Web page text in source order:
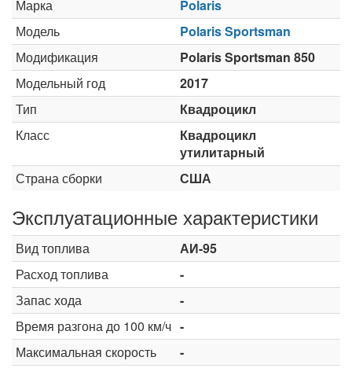
Марка
Polaris
Модель
Polaris Sportsman
Модификация
Polaris Sportsman 850
Модельный год
2017
Тип
Квадроцикл
Класс
Квадроцикл
утилитарный
Страна сборки
США
Эксплуатационные характеристики
Вид топлива
АИ-95
Расход топлива
-
Запас хода
-
Время разгона до 100 км/ч -
Максимальная скорость
-